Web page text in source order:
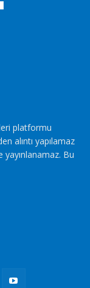
platformu
alıntı yapılamaz
Bu